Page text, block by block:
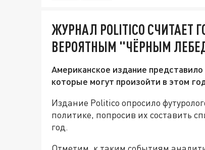
ЖУРНАЛ POLITICO СЧИТАЕТ
ВЕРОЯТНЫМ "ЧЁРНЫМ
Американское издание
которые могут произойти в этом
Издание Politico опросило
политике, попросив их составить
год.